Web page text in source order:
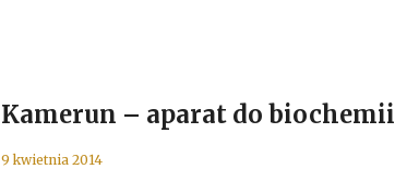
Kamerun – aparat do biochemii
9 kwietnia 2014